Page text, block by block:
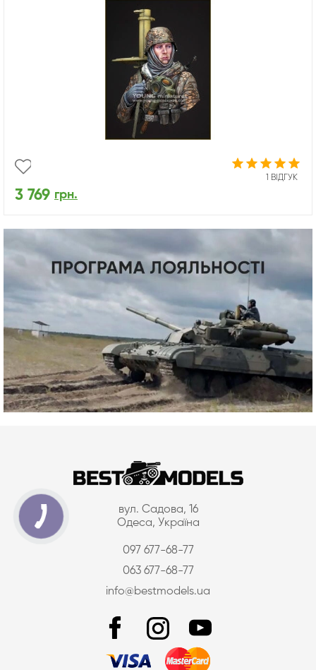
1 ВІДГУК
3 769 грн.
вул. Садова, 16
Одеса, Україна
097 677-68-77
063 677-68-77
info@bestmodels.ua